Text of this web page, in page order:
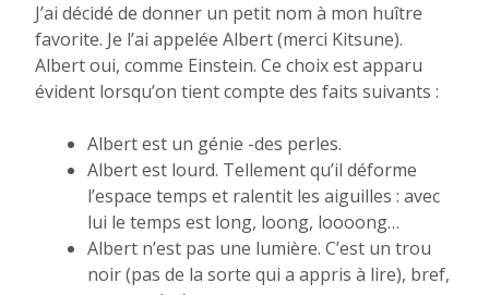
J’ai décidé de donner un petit nom à mon huître
favorite. Je l’ai appelée Albert (merci Kitsune).
Albert oui, comme Einstein. Ce choix est apparu
évident lorsqu’on tient compte des faits suivants :
Albert est un génie -des perles.
Albert est lourd. Tellement qu’il déforme
l’espace temps et ralentit les aiguilles : avec
lui le temps est long, loong, loooong…
Albert n’est pas une lumière. C’est un trou
noir (pas de la sorte qui a appris à lire), bref,